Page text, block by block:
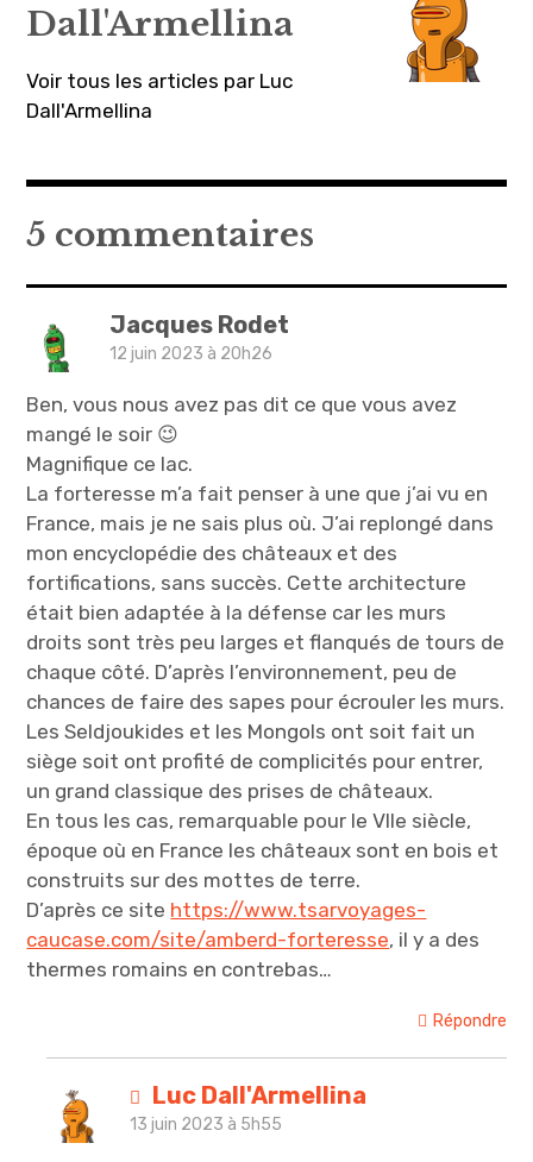
Dall'Armellina
Voir tous les articles par Luc
Dall'Armellina
5 commentaires
Jacques Rodet
12 juin 2023 à 20h26
Ben, vous nous avez pas dit ce que vous avez
mangé le soir 😉
Magnifique ce lac.
La forteresse m’a fait penser à une que j’ai vu en
France, mais je ne sais plus où. J’ai replongé dans
mon encyclopédie des châteaux et des
fortifications, sans succès. Cette architecture
était bien adaptée à la défense car les murs
droits sont très peu larges et flanqués de tours de
chaque côté. D’après l’environnement, peu de
chances de faire des sapes pour écrouler les murs.
Les Seldjoukides et les Mongols ont soit fait un
siège soit ont profité de complicités pour entrer,
un grand classique des prises de châteaux.
En tous les cas, remarquable pour le VIIe siècle,
époque où en France les châteaux sont en bois et
construits sur des mottes de terre.
D’après ce site https://www.tsarvoyages-
caucase.com/site/amberd-forteresse, il y a des
thermes romains en contrebas…
Répondre
Luc Dall'Armellina
13 juin 2023 à 5h55